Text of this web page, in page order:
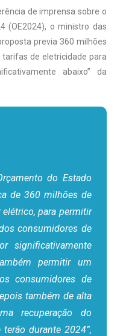
de imprensa sobre o
(OE2024), o ministro das
previa 360 milhões
de eletricidade para
abaixo” da
do Estado
de 360 milhões de
para permitir
consumidores de
significativamente
permitir um
consumidores de
também de alta
recuperação do
durante 2024”,